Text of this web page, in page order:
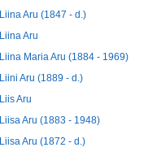
Liina Aru (1847 - d.)
Liina Aru
Liina Maria Aru (1884 - 1969)
Liini Aru (1889 - d.)
Liis Aru
Liisa Aru (1883 - 1948)
Liisa Aru (1872 - d.)